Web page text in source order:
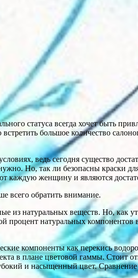
статуса всегда хочет быть
большое количество
ведь сегодня существо
Но, так ли безопасны краски
каждую женщину и являются
всего обратить внимание.
из натуральных веществ. Но, как
процент натуральных
компоненты как перекись
в плане цветовой гаммы. Стоит
и насыщенный цвет.